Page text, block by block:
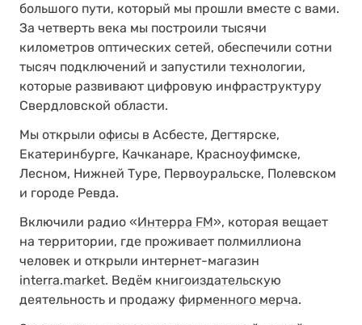
большого пути, который мы прошли вместе с вами.
За четверть века мы построили тысячи
километров оптических сетей, обеспечили сотни
тысяч подключений и запустили технологии,
которые развивают цифровую инфраструктуру
Свердловской области.
Мы открыли офисы в Асбесте, Дегтярске,
Екатеринбурге, Качканаре, Красноуфимске,
Лесном, Нижней Туре, Первоуральске, Полевском
и городе Ревда.
Включили радио «Интерра FM», которая вещает
на территории, где проживает полмиллиона
человек и открыли интернет-магазин
interra.market. Ведём книгоиздательскую
деятельность и продажу фирменного мерча.